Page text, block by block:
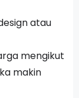
atau
mengikut
makin